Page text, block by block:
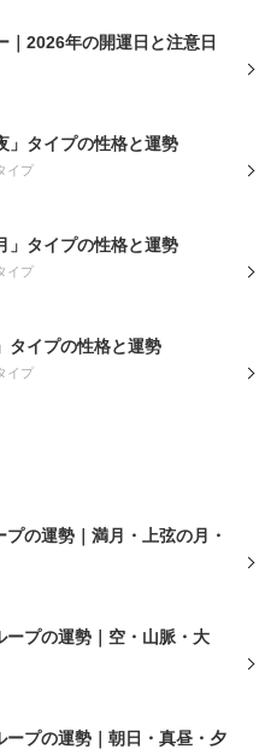
｜2026年の開運日と注意日
」タイプの性格と運勢
イプ
」タイプの性格と運勢
イプ
タイプの性格と運勢
イプ
の運勢｜満月・上弦の月・
プの運勢｜空・山脈・大
プの運勢｜朝日・真昼・夕